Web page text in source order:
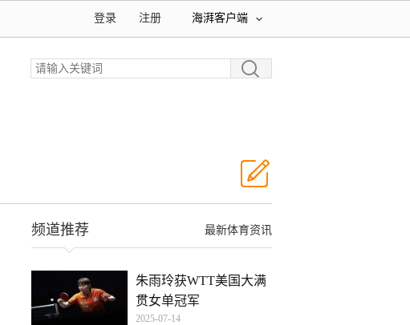
海湃客户端
注册
登录
最新体育资讯
频道推荐
朱雨玲获WTT美国大满
贯女单冠军
2025-07-14